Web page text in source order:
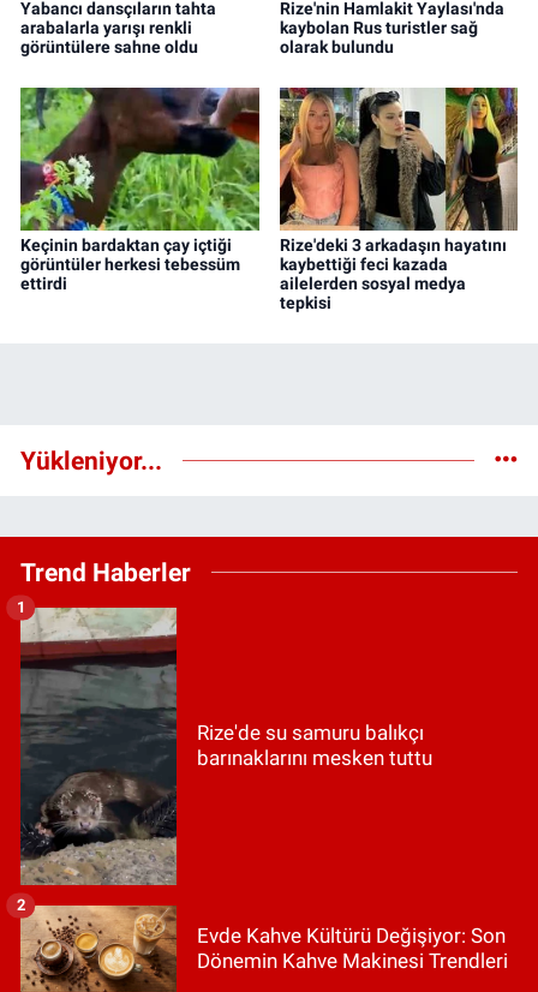
Yabancı dansçıların tahta
arabalarla yarışı renkli
görüntülere sahne oldu
Rize'nin Hamlakit Yaylası'nda
kaybolan Rus turistler sağ
olarak bulundu
Keçinin bardaktan çay içtiği
görüntüler herkesi tebessüm
ettirdi
Rize'deki 3 arkadaşın hayatını
kaybettiği feci kazada
ailelerden sosyal medya
tepkisi
Yükleniyor...
Trend Haberler
Rize'de su samuru balıkçı
barınaklarını mesken tuttu
1
Evde Kahve Kültürü Değişiyor: Son
Dönemin Kahve Makinesi Trendleri
2